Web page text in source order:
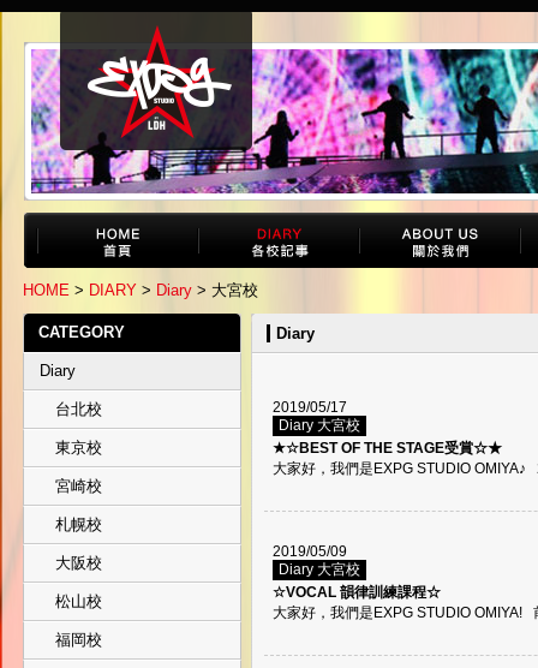
HOME > DIARY > Diary > 大宮校
CATEGORY
Diary
台北校
東京校
宮崎校
札幌校
大阪校
松山校
福岡校
Diary
2019/05/17
Diary 大宮校
★☆BEST OF THE STAGE受賞☆★
大家好，我們是EXPG STUDIO OMIYA♪
2019/05/09
Diary 大宮校
☆VOCAL 韻律訓練課程☆
大家好，我們是EXPG STUDIO OMIYA!